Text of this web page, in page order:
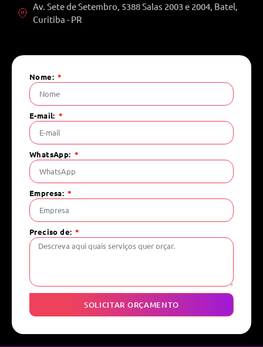
Av. Sete de Setembro, 5388 Salas 2003 e 2004, Batel,
Curitiba - PR
Nome:
E-mail:
WhatsApp:
Empresa:
Preciso de:
SOLICITAR ORÇAMENTO